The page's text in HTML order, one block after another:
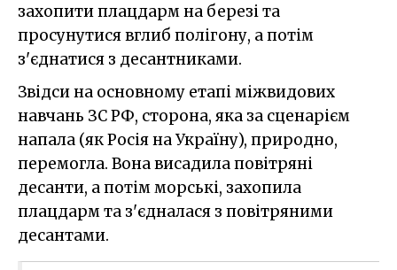
захопити плацдарм на березі та
просунутися вглиб полігону, а потім
з'єднатися з десантниками.
Звідси на основному етапі міжвидових
навчань ЗС РФ, сторона, яка за сценарієм
напала (як Росія на Україну), природно,
перемогла. Вона висадила повітряні
десанти, а потім морські, захопила
плацдарм та з'єдналася з повітряними
десантами.